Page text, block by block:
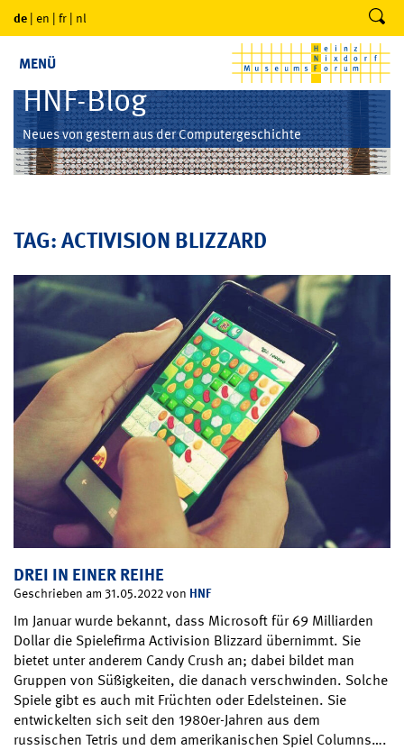
de | en | fr | nl
MENÜ
HNF-Blog
Neues von gestern aus der Computergeschichte
TAG: ACTIVISION BLIZZARD
DREI IN EINER REIHE
Geschrieben am 31.05.2022 von HNF
Im Januar wurde bekannt, dass Microsoft für 69 Milliarden
Dollar die Spielefirma Activision Blizzard übernimmt. Sie
bietet unter anderem Candy Crush an; dabei bildet man
Gruppen von Süßigkeiten, die danach verschwinden. Solche
Spiele gibt es auch mit Früchten oder Edelsteinen. Sie
entwickelten sich seit den 1980er-Jahren aus dem
russischen Tetris und dem amerikanischen Spiel Columns….